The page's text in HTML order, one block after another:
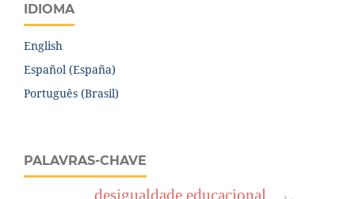
IDIOMA
English
Español (España)
Português (Brasil)
PALAVRAS-CHAVE
desigualdade educacional